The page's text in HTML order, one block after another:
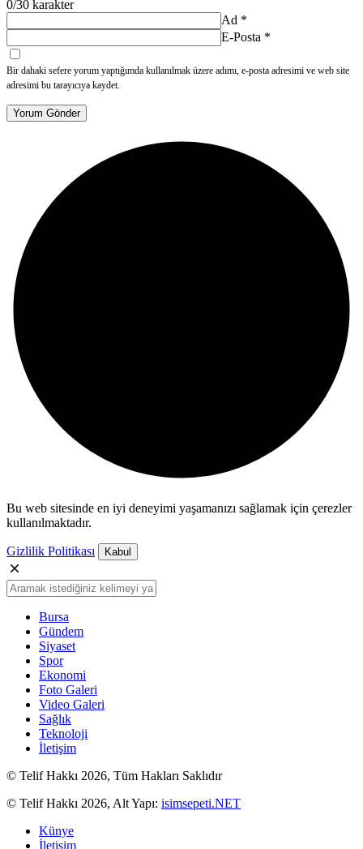
0/30 karakter
Ad *
E-Posta *
Bir dahaki sefere yorum yaptığımda kullanılmak üzere adımı, e-posta adresimi ve web site
adresimi bu tarayıcıya kaydet.
Yorum Gönder
Bu web sitesinde en iyi deneyimi yaşamanızı sağlamak için çerezler
kullanılmaktadır.
Gizlilik Politikası Kabul
Bursa
Gündem
Siyaset
Spor
Ekonomi
Foto Galeri
Video Galeri
Sağlık
Teknoloji
İletişim
© Telif Hakkı 2026, Tüm Hakları Saklıdır
© Telif Hakkı 2026, Alt Yapı: isimsepeti.NET
Künye
İletişim